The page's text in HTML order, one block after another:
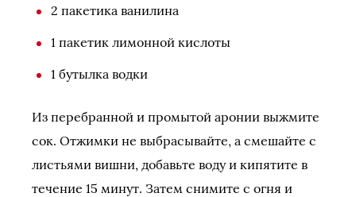
2 пакетика ванилина
1 пакетик лимонной кислоты
1 бутылка водки
Из перебранной и промытой аронии выжмите
сок. Отжимки не выбрасывайте, а смешайте с
листьями вишни, добавьте воду и кипятите в
течение 15 минут. Затем снимите с огня и